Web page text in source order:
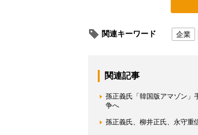
関連キーワード 企業
関連記事
孫正義氏「韓国版アマゾン
争へ
孫正義氏、柳井正氏、永守重